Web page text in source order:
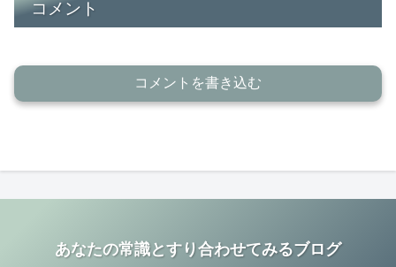
コメント
コメントを書き込む
あなたの常識とすり合わせてみるブログ